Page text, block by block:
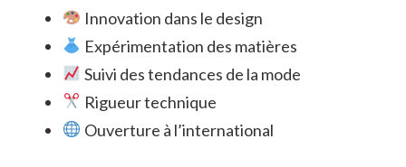
Innovation dans le design
Expérimentation des matières
Suivi des tendances de la mode
Rigueur technique
Ouverture à l’international